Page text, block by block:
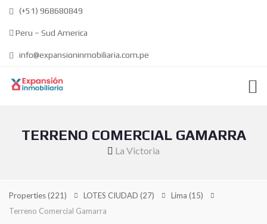
(+51) 968680849
Peru – Sud America
info@expansioninmobiliaria.com.pe
TERRENO COMERCIAL GAMARRA
La Victoria
Properties(221) LOTES CIUDAD (27) Lima (15)
Terreno Comercial Gamarra